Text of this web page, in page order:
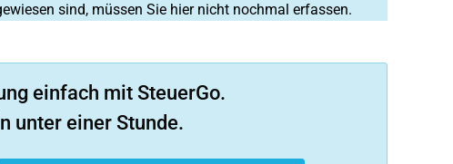
sind, müssen Sie hier nicht nochmal erfassen.
einfach mit SteuerGo.
unter einer Stunde.